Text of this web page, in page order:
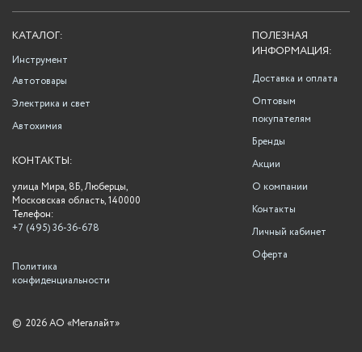
ПОЛЕЗНАЯ
ИНФОРМАЦИЯ:
Доставка и оплата
Оптовым
покупателям
Бренды
Акции
О компании
Контакты
Личный кабинет
Оферта
КАТАЛОГ:
Инструмент
Автотовары
Электрика и свет
Автохимия
КОНТАКТЫ:
улица Мира, 8Б, Люберцы,
Московская область, 140000
Телефон:
+7 (495) 36-36-678
Политика
конфиденциальности
© 2026 АО «Мегалайт»